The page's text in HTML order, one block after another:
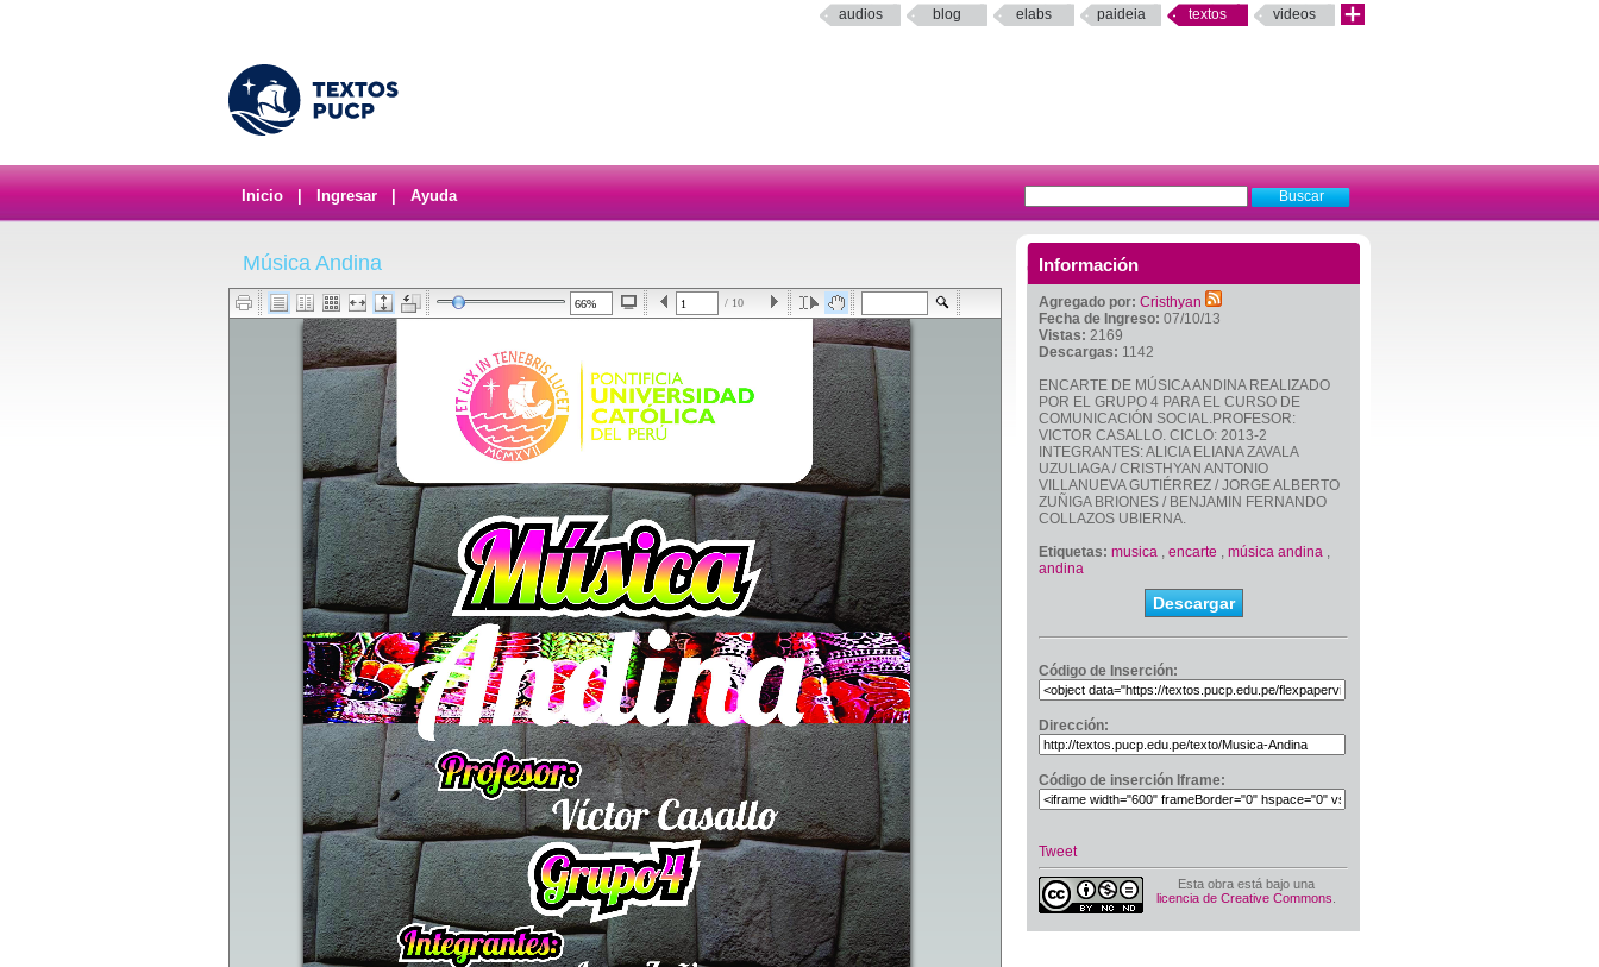
audios blog elabs paideia textos videos
Inicio Ingresar Ayuda
Información
Agregado por: Cristhyan
Fecha de Ingreso: 07/10/13
Vistas: 2169
Descargas: 1142
ENCARTE DE MÚSICA ANDINA REALIZADO
POR EL GRUPO 4 PARA EL CURSO DE
COMUNICACIÓN SOCIAL.PROFESOR:
VICTOR CASALLO. CICLO: 2013-2
INTEGRANTES: ALICIA ELIANA ZAVALA
UZULIAGA / CRISTHYAN ANTONIO
VILLANUEVA GUTIÉRREZ / JORGE ALBERTO
ZUÑIGA BRIONES / BENJAMIN FERNANDO
COLLAZOS UBIERNA.
Etiquetas: musica , encarte , música andina ,
andina
Descargar
Código de Inserción:
Dirección:
Código de inserción Iframe:
Tweet
Esta obra está bajo una
licencia de Creative Commons
Música Andina
/ 10